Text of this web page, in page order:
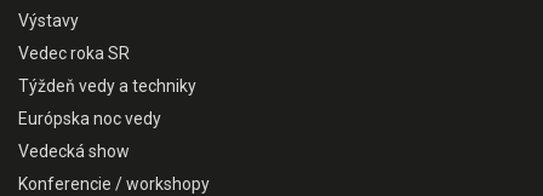
Výstavy
Vedec roka SR
Týždeň vedy a techniky
Európska noc vedy
Vedecká show
Konferencie / workshopy